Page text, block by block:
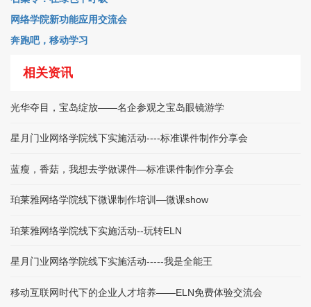
网络学院新功能应用交流会
奔跑吧，移动学习
相关资讯
光华夺目，宝岛绽放——名企参观之宝岛眼镜游学
星月门业网络学院线下实施活动----标准课件制作分享会
蓝瘦，香菇，我想去学做课件—标准课件制作分享会
珀莱雅网络学院线下微课制作培训—微课show
珀莱雅网络学院线下实施活动--玩转ELN
星月门业网络学院线下实施活动-----我是全能王
移动互联网时代下的企业人才培养——ELN免费体验交流会